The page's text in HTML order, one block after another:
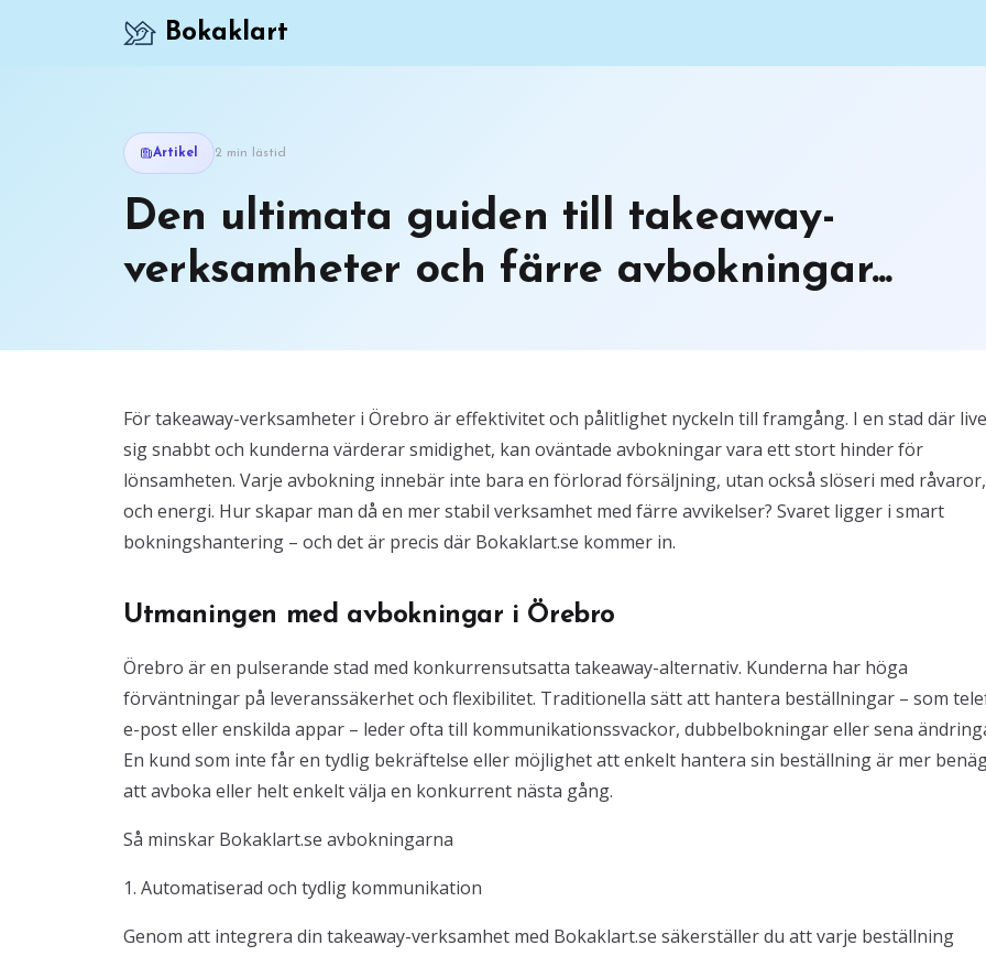
Bokaklart
Artikel 2 min lästid
Den ultimata guiden till takeaway-
verksamheter och färre avbokningar...
För takeaway-verksamheter i Örebro är effektivitet och pålitlighet nyckeln till framgång. I en stad där
sig snabbt och kunderna värderar smidighet, kan oväntade avbokningar vara ett stort hinder för
lönsamheten. Varje avbokning innebär inte bara en förlorad försäljning, utan också slöseri med
och energi. Hur skapar man då en mer stabil verksamhet med färre avvikelser? Svaret ligger i smart
bokningshantering – och det är precis där Bokaklart.se kommer in.
Utmaningen med avbokningar i Örebro
Örebro är en pulserande stad med konkurrensutsatta takeaway-alternativ. Kunderna har höga
förväntningar på leveranssäkerhet och flexibilitet. Traditionella sätt att hantera beställningar – som
e-post eller enskilda appar – leder ofta till kommunikationssvackor, dubbelbokningar eller sena
En kund som inte får en tydlig bekräftelse eller möjlighet att enkelt hantera sin beställning är mer
att avboka eller helt enkelt välja en konkurrent nästa gång.
Så minskar Bokaklart.se avbokningarna
1. Automatiserad och tydlig kommunikation
Genom att integrera din takeaway-verksamhet med Bokaklart.se säkerställer du att varje beställning